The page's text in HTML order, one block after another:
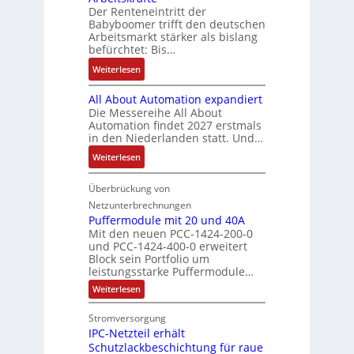
m
e
,
g
p
ä
g
t
d
u
r
a
s
A
u
s
l
a
n
e
m
e
e
r
z
u
m
V
o
r
s
t
a
d
d
e
s
V
D
M
A
E
l
e
g
e
b
n
i
s
s
e
b
e
s
t
ä
t
i
g
e
n
J
a
r
e
-
u
n
d
M
a
r
k
e
t
i
n
e
i
t
e
r
b
e
i
S
P
r
a
u
c
h
t
S
t
r
u
k
u
r
Der Renteneintritt der
Babyboomer trifft den deutschen
Arbeitsmarkt stärker als bislang
befürchtet: Bis…
Weiterlesen:
B
i
s
2
0
3
6
f
e
h
l
e
n
4
,
M
i
All About Automation expandiert
Die Messereihe All About
Automation findet 2027 erstmals
in den Niederlanden statt. Und…
Weiterlesen:
A
l
l
A
b
o
u
t
A
u
t
o
m
Überbrückung von
Netzunterbrechnungen
Puffermodule mit 20 und 40A
Mit den neuen PCC-1424-200-0
und PCC-1424-400-0 erweitert
Block sein Portfolio um
leistungsstarke Puffermodule…
Weiterlesen:
P
f
f
e
Stromversorgung
IPC-Netzteil erhält
Schutzlackbeschichtung für raue